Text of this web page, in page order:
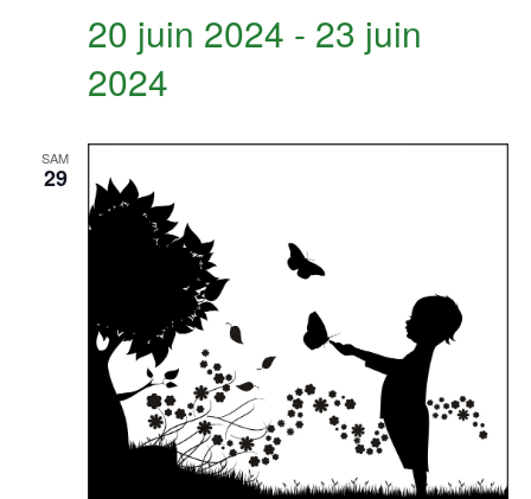
20 juin 2024 - 23 juin
2024
SAM
29